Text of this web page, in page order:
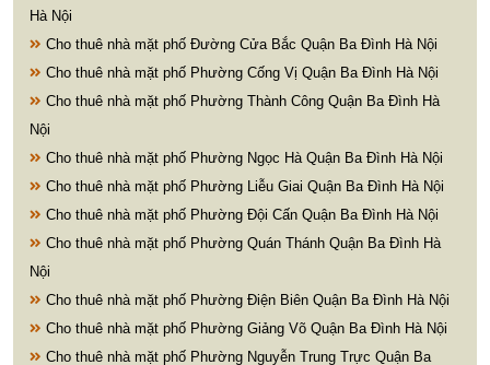
Hà Nội
Cho thuê nhà mặt phố Đường Cửa Bắc Quận Ba Đình Hà Nội
Cho thuê nhà mặt phố Phường Cống Vị Quận Ba Đình Hà Nội
Cho thuê nhà mặt phố Phường Thành Công Quận Ba Đình Hà
Nội
Cho thuê nhà mặt phố Phường Ngọc Hà Quận Ba Đình Hà Nội
Cho thuê nhà mặt phố Phường Liễu Giai Quận Ba Đình Hà Nội
Cho thuê nhà mặt phố Phường Đội Cấn Quận Ba Đình Hà Nội
Cho thuê nhà mặt phố Phường Quán Thánh Quận Ba Đình Hà
Nội
Cho thuê nhà mặt phố Phường Điện Biên Quận Ba Đình Hà Nội
Cho thuê nhà mặt phố Phường Giảng Võ Quận Ba Đình Hà Nội
Cho thuê nhà mặt phố Phường Nguyễn Trung Trực Quận Ba